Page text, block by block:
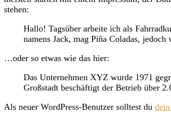
stehen:
Hallo! Tagsüber arbeite ich als
namens Jack, mag Piña Coladas,
…oder so etwas wie das hier:
Das Unternehmen XYZ wurde 1971
Großstadt beschäftigt der Betrieb über
Als neuer WordPress-Benutzer solltest du